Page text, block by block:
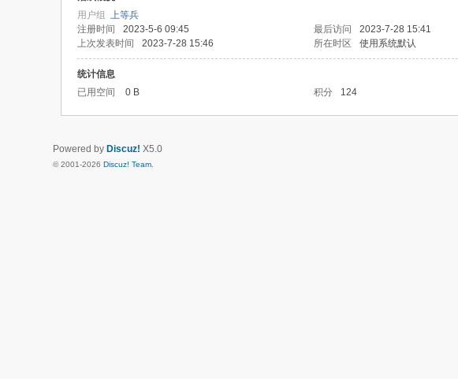
用户组 上等兵
注册时间
2023-5-6 09:45 最后访问 2023-7-28 15:41
上次发表时间
2023-7-28 15:46 所在时区 使用系统默认
统计信息
已用空间
0 B 积分 124
Powered by Discuz! X5.0
© 2001-2026 Discuz! Team